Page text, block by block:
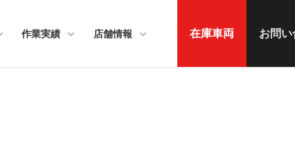
作業実績 店舗情報 在庫車両 お問